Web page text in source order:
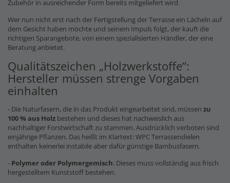
Zubehör in ausreichender Form bereits mitgeliefert wird.
Wer nun nicht erst nach der Fertigstellung der Terrasse ein Lächeln auf
dem Gesicht haben möchte und seinem Impuls folgt, der kauft die
richtigen Sparangebote, von einem spezialisierten Händler, der eine
Beratung anbietet.
Qualitätszeichen „Holzwerkstoffe“:
Hersteller müssen strenge Vorgaben
einhalten
- Die Naturfasern, die in das Produkt eingearbeitet sind, müssen zu
100 % aus Holz bestehen und dieses hat nachweislich aus
nachhaltiger Forstwirtschaft zu stammen. Ausdrücklich verboten sind
einjährige Pflanzen. Das heißt im Klartext: WPC Terrassendielen
enthalten keinerlei instabile aber dafür günstige Bambusfasern.
- Polymer oder Polymergemisch: Dieses muss vollständig aus frisch
hergestelltem Kunststoff bestehen.